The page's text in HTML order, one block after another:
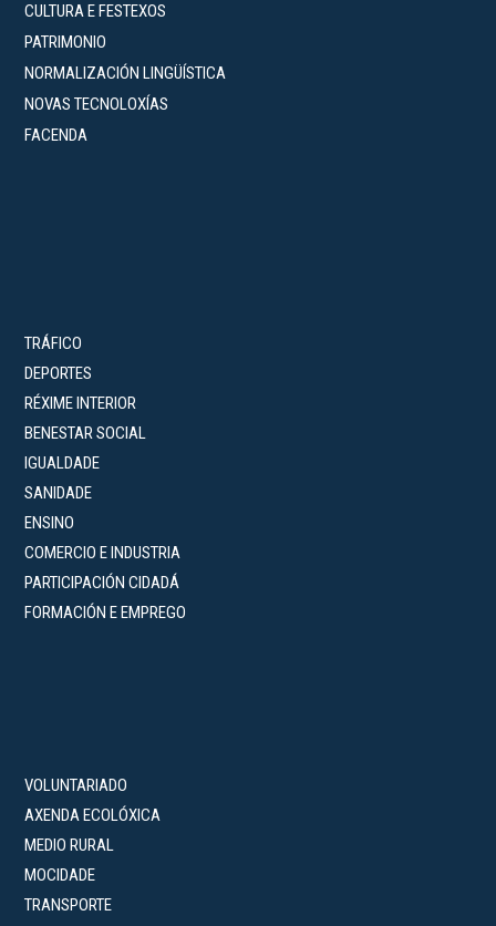
CULTURA E FESTEXOS
PATRIMONIO
NORMALIZACIÓN LINGÜÍSTICA
NOVAS TECNOLOXÍAS
FACENDA
TRÁFICO
DEPORTES
RÉXIME INTERIOR
BENESTAR SOCIAL
IGUALDADE
SANIDADE
ENSINO
COMERCIO E INDUSTRIA
PARTICIPACIÓN CIDADÁ
FORMACIÓN E EMPREGO
VOLUNTARIADO
AXENDA ECOLÓXICA
MEDIO RURAL
MOCIDADE
TRANSPORTE